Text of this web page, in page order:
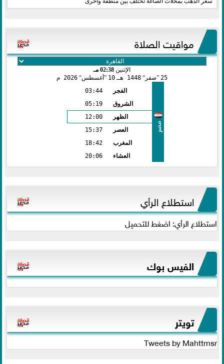
مواقيت الصلاة
الإثنين 02:38 مـ
25
صفر 1448 هـ 10 أغسطس 2026 م
مصر
الفجر
03:44
الشروق
05:19
الظهر
12:00
العصر
15:37
المغرب
18:42
العشاء
20:06
استطلاع الرأي
استطلاع الرأي: اضغط للتحميل
الفيس بوك
تويتر
Tweets by Mahttmsr